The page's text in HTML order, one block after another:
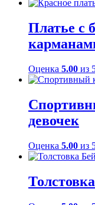
Платье с
Оценка 5.00 из
девочек
Оценка 5.00 из